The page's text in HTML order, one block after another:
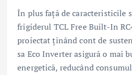
În plus față de caracteristicile
frigiderul TCL Free Built-In
proiectat ținând cont de
sa Eco Inverter asigură o mai
energetică, reducând